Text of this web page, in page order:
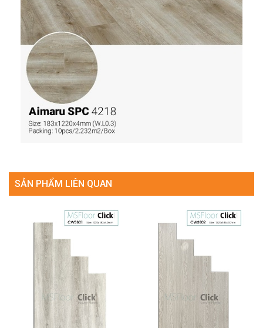
SẢN PHẨM LIÊN QUAN